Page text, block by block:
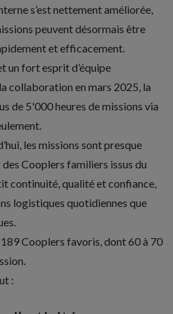
s’est nettement améliorée,
peuvent désormais être
et efficacement.
un fort esprit d’équipe
collaboration en mars 2025, la
de 5'000 heures de missions via
les missions sont presque
Cooplers familiers issus du
continuité, qualité et confiance,
logistiques quotidiennes que
Cooplers favoris, dont 60 à 70
: